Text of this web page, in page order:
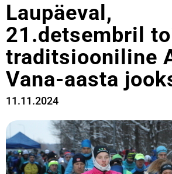
Laupäeval,
21.detsembril
traditsiooniline
Vana-aasta
11.11.2024